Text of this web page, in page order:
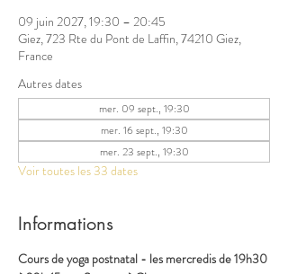
09 juin 2027, 19:30 – 20:45
Giez, 723 Rte du Pont de Laffin, 74210 Giez,
France
Autres dates
mer. 09 sept., 19:30
mer. 16 sept., 19:30
mer. 23 sept., 19:30
Voir toutes les 33 dates
Informations
Cours de yoga postnatal - les mercredis de 19h30